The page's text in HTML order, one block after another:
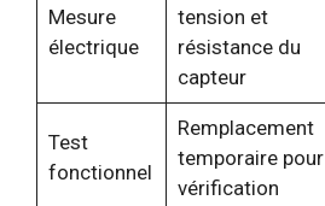
Mesure
électrique
tension et
résistance du
capteur
Test
fonctionnel
Remplacement
temporaire pour
vérification